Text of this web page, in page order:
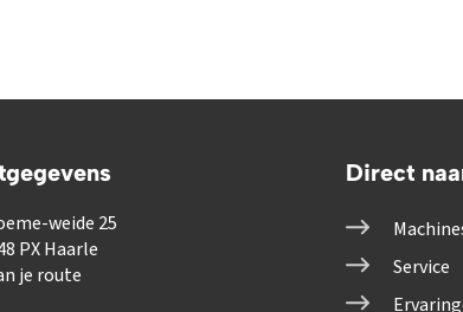
weide 25
PX Haarle
je route
Direct
Service